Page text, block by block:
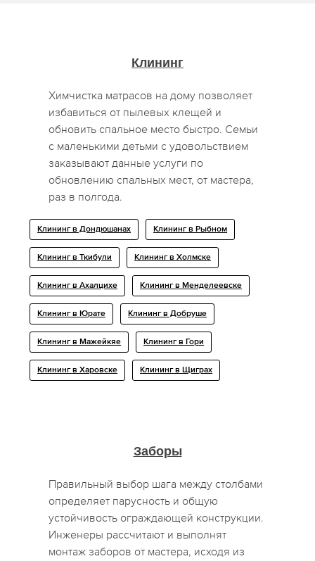
Клининг
Химчистка матрасов на дому позволяет
избавиться от пылевых клещей и
обновить спальное место быстро. Семьи
с маленькими детьми с удовольствием
заказывают данные услуги по
обновлению спальных мест, от мастера,
раз в полгода.
Клининг в Дондюшанах Клининг в Рыбном
Клининг в Ткибули Клининг в Холмске
Клининг в Ахалцихе Клининг в Менделеевске
Клининг в Юрате Клининг в Добруше
Клининг в Мажейкяе Клининг в Гори
Клининг в Харовске Клининг в Щиграх
Заборы
Правильный выбор шага между столбами
определяет парусность и общую
устойчивость ограждающей конструкции.
Инженеры рассчитают и выполнят
монтаж заборов от мастера, исходя из